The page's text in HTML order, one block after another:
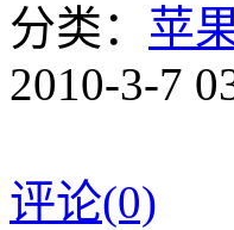
分类： 苹
2010-3-7
评论(0)